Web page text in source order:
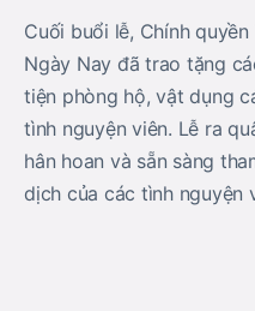
Cuối buổi lễ, Chính
Ngày Nay đã trao tặng
tiện phòng hộ, vật dụng
tình nguyện viên. Lễ ra
hân hoan và sẵn sàng
dịch của các tình nguyện